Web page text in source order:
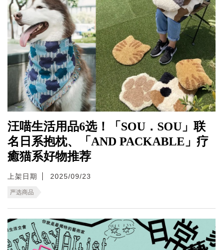
汪喵生活用品6选！「SOU．SOU」联
名日系抱枕、「AND PACKABLE」疗
癒猫系好物推荐
上架日期 2025/09/23
严选商品